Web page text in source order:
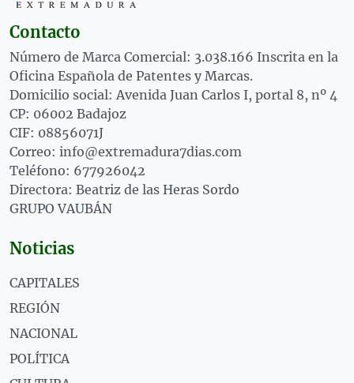
Contacto
Número de Marca Comercial: 3.038.166 Inscrita en la
Oficina Española de Patentes y Marcas.
Domicilio social: Avenida Juan Carlos I, portal 8, nº 4
CP: 06002 Badajoz
CIF: 08856071J
Correo: info@extremadura7dias.com
Teléfono: 677926042
Directora: Beatriz de las Heras Sordo
GRUPO VAUBÁN
Noticias
CAPITALES
REGIÓN
NACIONAL
POLÍTICA